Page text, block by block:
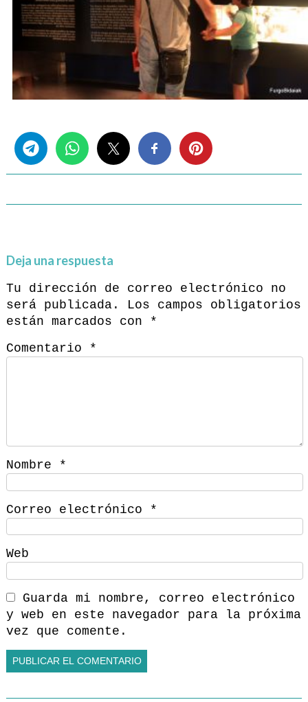
Deja una respuesta
Tu dirección de correo electrónico no
será publicada.
Los campos obligatorios
están marcados con
*
Comentario
*
Nombre *
Correo electrónico *
Web
Guarda mi nombre, correo electrónico
y web en este navegador para la próxima
vez que comente.